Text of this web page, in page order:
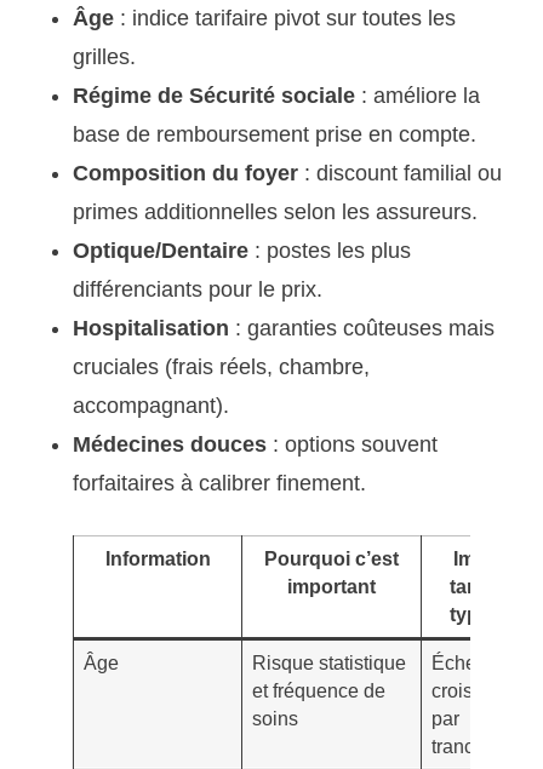
Âge : indice tarifaire pivot sur toutes les
grilles.
Régime de Sécurité sociale : améliore la
base de remboursement prise en compte.
Composition du foyer : discount familial ou
primes additionnelles selon les assureurs.
Optique/Dentaire : postes les plus
différenciants pour le prix.
Hospitalisation : garanties coûteuses mais
cruciales (frais réels, chambre,
accompagnant).
Médecines douces : options souvent
forfaitaires à calibrer finement.
Information
Pourquoi c’est
important
Impact
tarifaire
typique
Âge
Risque statistique
et fréquence de
soins
Échelle
croissante
par
tranches